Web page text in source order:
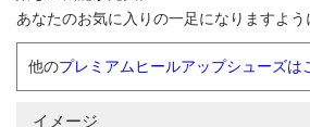
あなたのお気に入りの一足になりますよう
他のプレミアムヒールアップシューズ
イメージ